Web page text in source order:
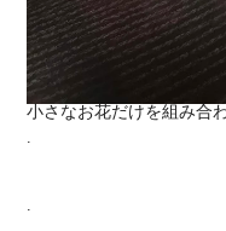
小さなお花だけを組み合